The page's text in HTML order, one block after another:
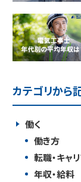
カテゴリから
働く
働き方
転職・キャ
年収・給料